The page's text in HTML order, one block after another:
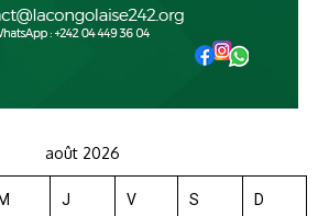
août 2026
M J V S D